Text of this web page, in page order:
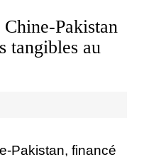
Pakistan
tangibles au
Pakistan, financé